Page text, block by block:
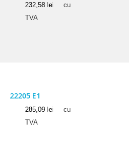
232,58 lei
cu
TVA
22205 E1
285,09 lei
cu
TVA